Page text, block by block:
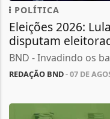
POLÍTICA
Eleições 2026:
disputam
BND - Invadindo os
REDAÇÃO BND- 07 DE